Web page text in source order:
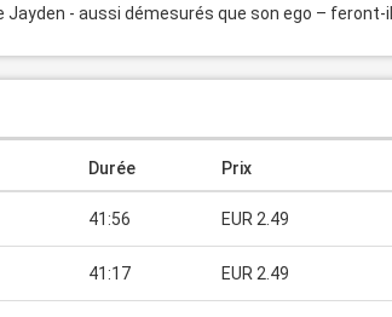
Jayden - aussi démesurés que son ego –
Durée Prix
41:56 EUR 2.49
41:17 EUR 2.49